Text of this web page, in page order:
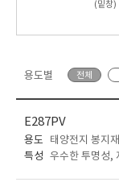
(밑창)
용도별 전체
E287PV
용도
태양전지 봉지
특성 우수한 투명성,